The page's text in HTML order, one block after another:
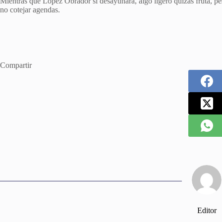
no cotejar agendas.
Compartir
Editor